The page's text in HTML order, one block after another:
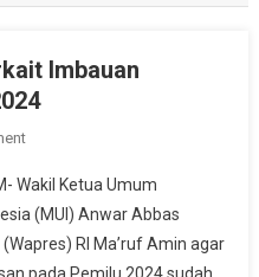
Imbauan
On
Tanggapan
MUI
Terkait
Imbauan
Wakil Ketua Umum
(MUI) Anwar Abbas
RI Ma’ruf Amin agar